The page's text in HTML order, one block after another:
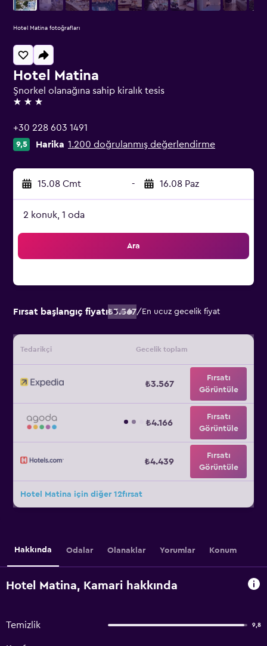
Hotel Matina
Şnorkel olanağına sahip kiralık tesis
3 yıldız
+30 228 603 1491
9,5 Harika 1.200 doğrulanmış değerlendirme
15.08 Cmt - 16.08 Paz
2 konuk, 1 oda
Ara
Fırsat başlangıç fiyatı₺3.567/ En ucuz gecelik fiyat
Tedarikçi Gecelik toplam
₺3.567
Fırsatı
Görüntüle
₺4.166
Fırsatı
Görüntüle
₺4.439
Fırsatı
Görüntüle
Hotel Matina için diğer 12fırsat
Hotel Matina fotoğrafları
Hakkında Odalar Olanaklar Yorumlar Konum
Hotel Matina, Kamari hakkında
Temizlik 9,8